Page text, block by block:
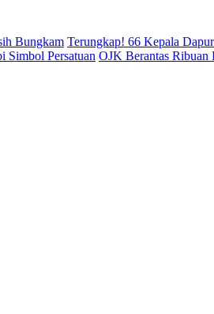
Bungkam Terungkap! 66 Kepala
Simbol Persatuan OJK Berantas Ribuan